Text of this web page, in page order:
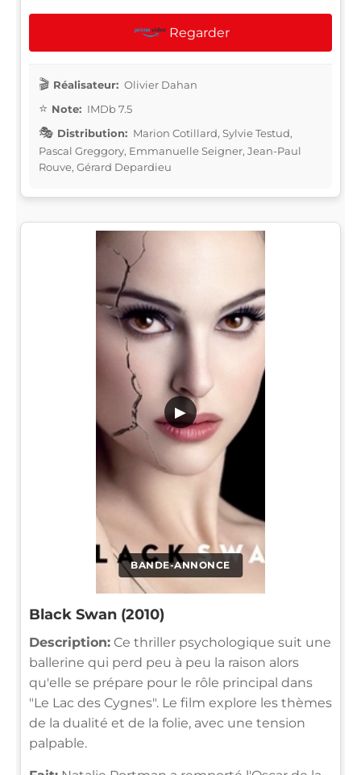
Regarder
Réalisateur: Olivier Dahan
Note: IMDb 7.5
Distribution: Marion Cotillard, Sylvie Testud,
Pascal Greggory, Emmanuelle Seigner, Jean-Paul
Rouve, Gérard Depardieu
BANDE-ANNONCE
▶
Black Swan (2010)
Description: Ce thriller psychologique suit une
ballerine qui perd peu à peu la raison alors
qu'elle se prépare pour le rôle principal dans
"Le Lac des Cygnes". Le film explore les thèmes
de la dualité et de la folie, avec une tension
palpable.